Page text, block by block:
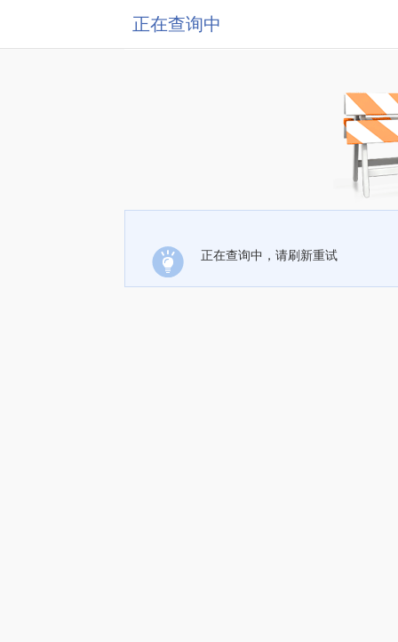
正在查询中
正在查询中，请刷新重试